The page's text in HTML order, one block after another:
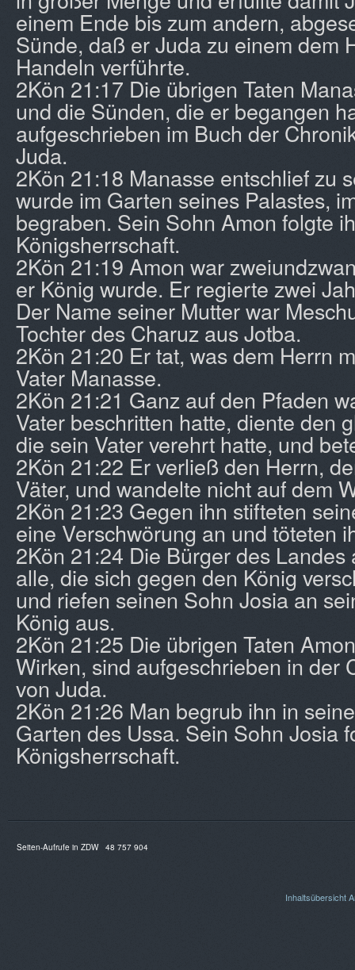
einem Ende bis zum andern,
Sünde, daß er Juda zu einem dem
Handeln verführte.
2Kön 21:17 Die übrigen Taten
und die Sünden, die er begangen
aufgeschrieben im Buch der
Juda.
2Kön 21:18 Manasse entschlief zu
wurde im Garten seines Palastes,
begraben. Sein Sohn Amon folgte
Königsherrschaft.
2Kön 21:19 Amon war
er König wurde. Er regierte zwei
Der Name seiner Mutter war
Tochter des Charuz aus Jotba.
2Kön 21:20 Er tat, was dem Herrn
Vater Manasse.
2Kön 21:21 Ganz auf den Pfaden
Vater beschritten hatte, diente den
die sein Vater verehrt hatte, und
2Kön 21:22 Er verließ den Herrn,
Väter, und wandelte nicht auf dem
2Kön 21:23 Gegen ihn stifteten
eine Verschwörung an und töteten
2Kön 21:24 Die Bürger des
alle, die sich gegen den König
und riefen seinen Sohn Josia an
König aus.
2Kön 21:25 Die übrigen Taten
Wirken, sind aufgeschrieben in der
von Juda.
2Kön 21:26 Man begrub ihn in
Garten des Ussa. Sein Sohn Josia
Königsherrschaft.
Seiten-Aufrufe in ZDW 48 757 904
Inhaltsübersicht